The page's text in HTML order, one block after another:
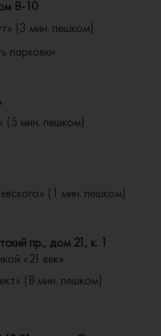
8-10
(3 мин. пешком)
парковки
(5 мин. пешком)
(1 мин. пешком)
пр., дом 21, к. 1
«21 век»
(8 мин. пешком)